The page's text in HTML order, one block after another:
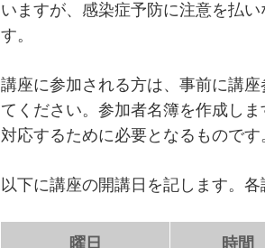
いますが、感染症予防に注意を払
す。
講座に参加される方は、事前に講
てください。参加者名簿を作成し
対応するために必要となるもので
以下に講座の開講日を記します。
曜日 時間